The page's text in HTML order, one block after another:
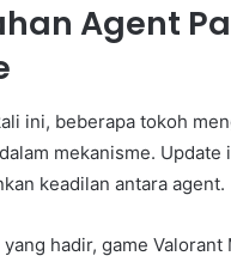
Agent
ini, beberapa tokoh
mekanisme.
keadilan antara agent.
hadir, game